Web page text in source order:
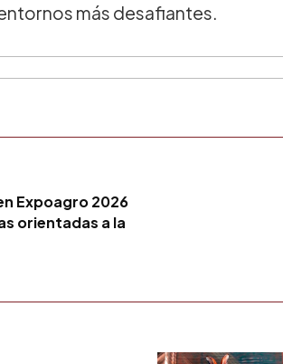
más desafiantes.
Expoagro 2026
orientadas a la